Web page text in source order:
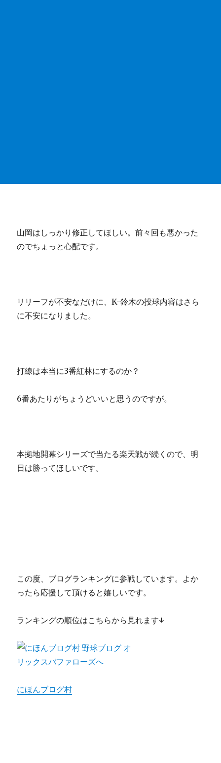
山岡はしっかり修正してほしい。前々回も悪かった
のでちょっと心配です。
リリーフが不安なだけに、K-鈴木の投球内容はさら
に不安になりました。
打線は本当に3番紅林にするのか？
6番あたりがちょうどいいと思うのですが。
本拠地開幕シリーズで当たる楽天戦が続くので、明
日は勝ってほしいです。
この度、ブログランキングに参戦しています。よか
ったら応援して頂けると嬉しいです。
ランキングの順位はこちらから見れます↓
にほんブログ村